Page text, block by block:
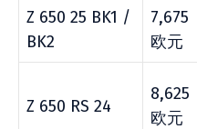
Z 650 25 BK1 /
BK2
7,675
欧元
Z 650 RS 24
8,625
欧元